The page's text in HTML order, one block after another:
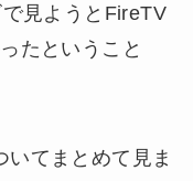
見ようとFireTV
たということ
てまとめて見ま